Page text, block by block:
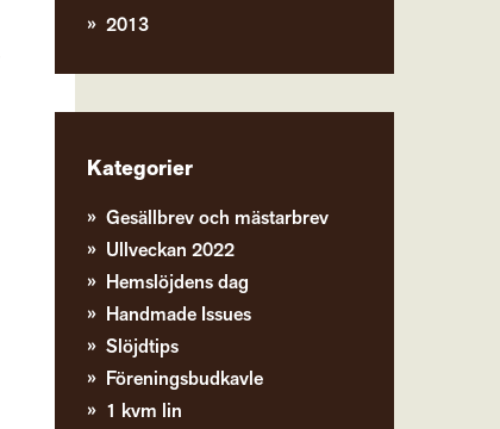
2013
Kategorier
Gesällbrev och mästarbrev
Ullveckan 2022
Hemslöjdens dag
Handmade Issues
Slöjdtips
Föreningsbudkavle
1 kvm lin